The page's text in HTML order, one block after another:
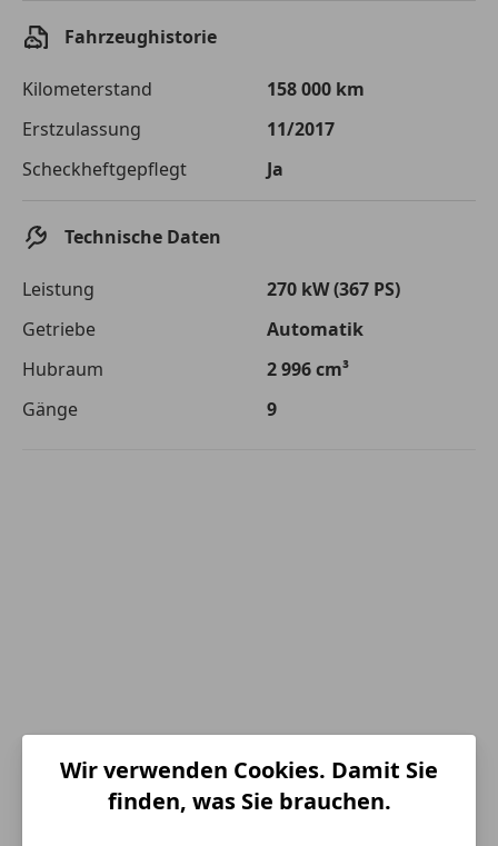
Sollzinssatz
Monatliche Rate € 422,64
Die tatsächlichen Konditionen sind abhängig von Ihrer Bonität sowie
von der von Ihnen gewählten Bank. Rückzahlungszeitraum 1-10
Jahre. Zinsspanne Sollzinssatz: 2,90% - 14,90%.
Fahrzeughistorie
Kilometerstand
158 000 km
Erstzulassung
11/2017
Scheckheftgepflegt
Ja
Technische Daten
Leistung
270 kW (367 PS)
Getriebe
Automatik
Hubraum
2 996 cm³
Gänge
9
Wir verwenden Cookies. Damit Sie
finden, was Sie brauchen.